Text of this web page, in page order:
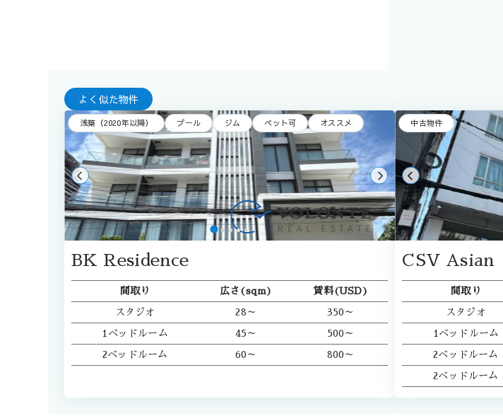
よく似た物件
浅築（2020年以降） プール ジム ペット可 オススメ
BK Residence
間取り 広さ(sqm) 賃料(USD)
スタジオ 28～ 350～
1ベッドルーム 45～ 500～
2ベッドルーム 60～ 800～
中古物件
CSV Asian
間取り
スタジオ
1ベッドルーム
2ベッドルーム
2ベッドルーム